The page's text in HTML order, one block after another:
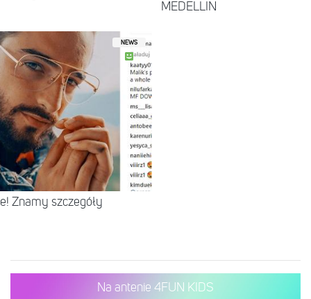
MEDELLIN
NEWS
Znamy szczegóły
Na antenie 4FUN KIDS